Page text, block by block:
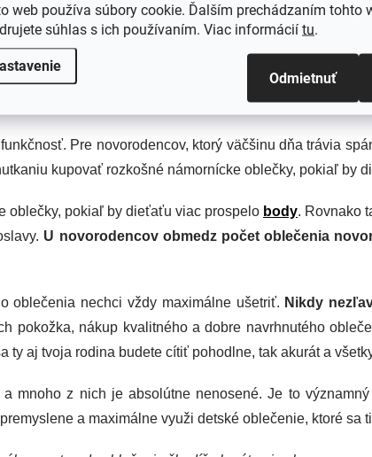
web používa súbory cookie. Ďalším prechádzaním tohto
súhlas s ich používaním. Viac informácií tu.
Odmietnuť
Pre novorodencov, ktorý väčšinu dňa trávia
kupovať rozkošné námornícke oblečky, pokiaľ by
oblečky, pokiaľ by dieťaťu viac prospelo body. Rovnako
U novorodencov obmedz počet oblečenia
oblečenia nechci vždy maximálne ušetriť. Nikdy
pokožka, nákup kvalitného a dobre navrhnutého
ty aj tvoja rodina budete cítiť pohodlne, tak akurát a
mnoho z nich je absolútne nenosené. Je to
a maximálne využi detské oblečenie, ktoré sa